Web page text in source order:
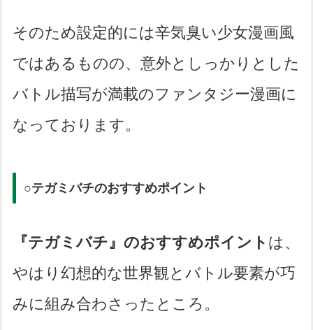
そのため設定的には辛気臭い少女漫画風
ではあるものの、意外としっかりとした
バトル描写が満載のファンタジー漫画に
なっております。
○テガミバチのおすすめポイント
『テガミバチ』のおすすめポイント は、
やはり幻想的な世界観とバトル要素が巧
みに組み合わさったところ。